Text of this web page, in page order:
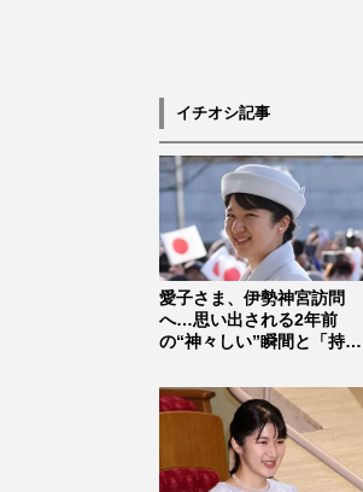
イチオシ記事
愛子さま、伊勢神宮訪問
へ…思い出される2年前
の“神々しい”瞬間と「持っ